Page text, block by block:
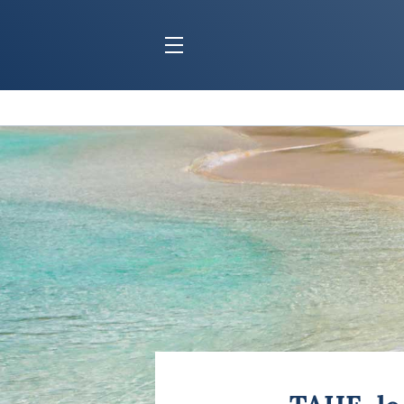
BLOC MARINE
Ports
Carnets de voyage
Dossiers de la rédaction
Collection Bloc Marine
Application Bloc Marine
Règlementation
BATEAUX